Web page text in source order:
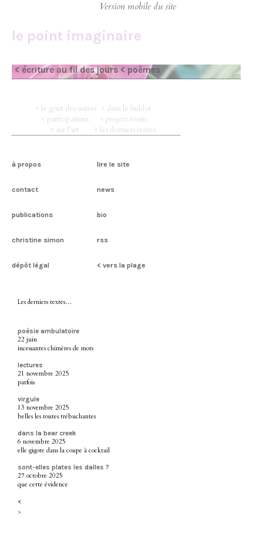
le point imaginaire
< écriture au fil des jours < poèmes
< le goût des autres < dans le hublot
< participations
< project room
< sur l’art
< les derniers textes
à propos lire le site
contact news
publications bio
christine simon rss
dépôt légal < vers la plage
Les derniers textes…
poésie ambulatoire
22 juin
incessantes chimères de mots
lectures
21 novembre 2025
parfois
virgule
13 novembre 2025
belles les routes trébuchantes
dans la bear creek
6 novembre 2025
elle gigote dans la coupe à cocktail
sont-elles plates les dalles ?
27 octobre 2025
que cette évidence
<
>